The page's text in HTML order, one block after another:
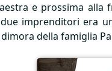
e prossima alla
imprenditori era
della famiglia